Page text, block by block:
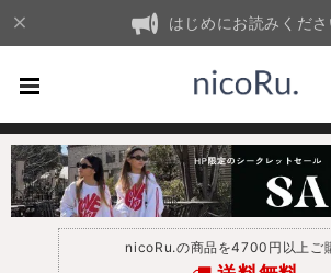
はじめにお読みくださ
nicoRu.の商品を4700円以上ご